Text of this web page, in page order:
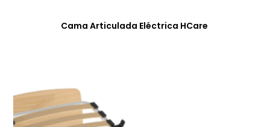
Cama Articulada Eléctrica HCare